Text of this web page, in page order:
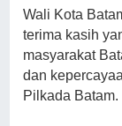
Wali Kota
terima kasih
masyarakat
dan
Pilkada Batam.